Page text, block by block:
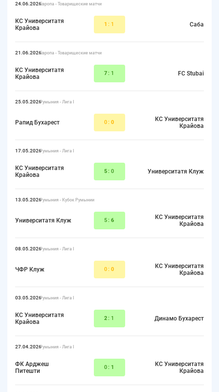
24.06.2026Европа - Товарищеские матчи
КС Университатя
Крайова
1:1 Саба
21.06.2026Европа - Товарищеские матчи
КС Университатя
Крайова
7:1 FC Stubai
25.05.2026Румыния - Лига I
Рапид Бухарест 0: 0
КС Университатя
Крайова
17.05.2026Румыния - Лига I
КС Университатя
Крайова
5:0 Университатя Клуж
13.05.2026Румыния - Кубок Румынии
Университатя Клуж 5: 6
КС Университатя
Крайова
08.05.2026Румыния - Лига I
ЧФР Клуж 0: 0
КС Университатя
Крайова
03.05.2026Румыния - Лига I
КС Университатя
Крайова
2:1 Динамо Бухарест
27.04.2026Румыния - Лига I
ФК Арджеш
Питешти
0: 1
КС Университатя
Крайова